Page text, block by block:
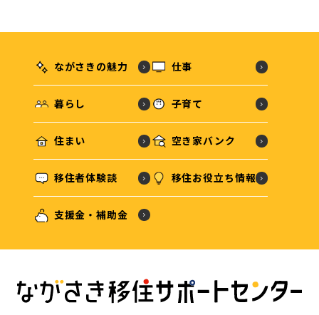
ながさきの魅力 仕事
暮らし 子育て
住まい 空き家バンク
移住者体験談 移住お役立ち情報
支援金・補助金